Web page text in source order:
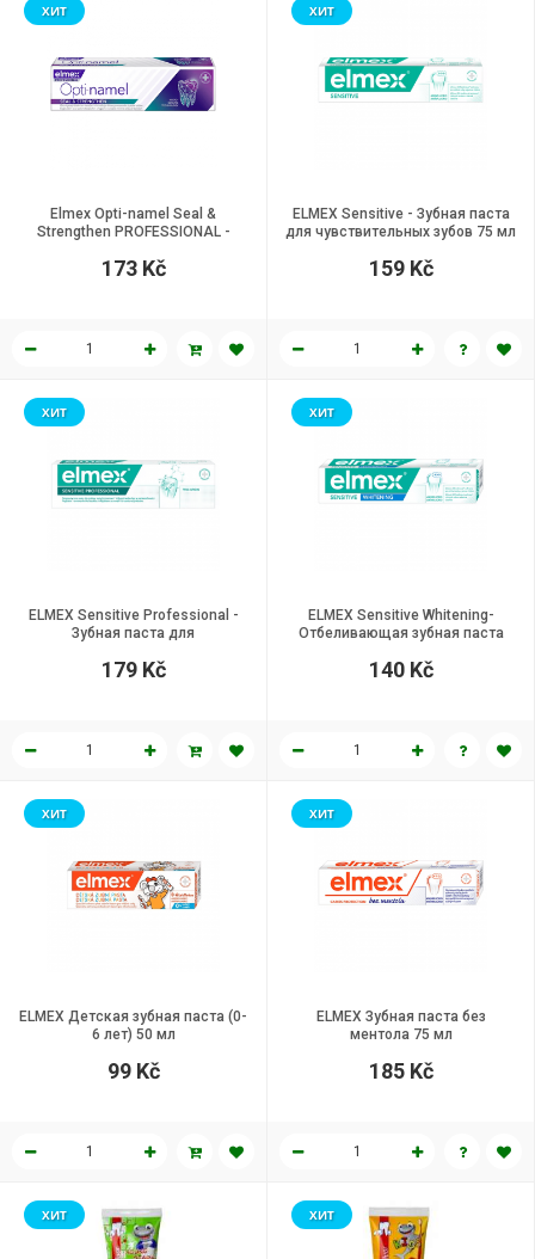
Elmex Opti-namel Seal &
Strengthen PROFESSIONAL -
75 мл
ХИТ
173 Kč
ELMEX Sensitive - Зубная паста
для чувствительных зубов 75 мл
ХИТ
159 Kč
ELMEX Sensitive Professional -
Зубная паста для
ХИТ
179 Kč
ELMEX Sensitive Whitening-
Отбеливающая зубная паста
ХИТ
140 Kč
ELMEX Детская зубная паста (0-
6 лет) 50 мл
ХИТ
99 Kč
ELMEX Зубная паста без
ментола 75 мл
ХИТ
185 Kč
ХИТ ХИТ